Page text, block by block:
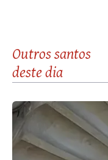
Outros santos
deste dia